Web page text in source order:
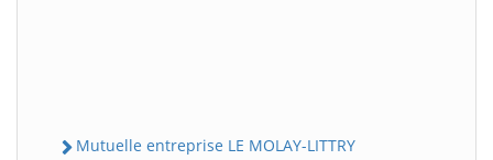
Mutuelle entreprise LE MOLAY-LITTRY